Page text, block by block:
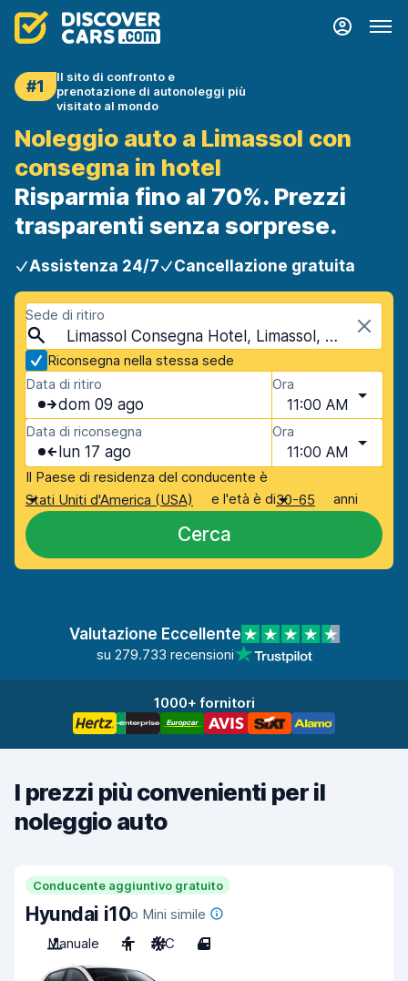
#1
Il sito di confronto e
prenotazione di autonoleggi più
visitato al mondo
Noleggio auto a Limassol con
consegna in hotel
Risparmia fino al 70%. Prezzi
trasparenti senza sorprese.
Assistenza 24/7 Cancellazione gratuita
Sede di ritiro
Limassol Consegna Hotel, Limassol, Cipro
Riconsegna nella stessa sede
Data di ritiro
dom 09 ago
Ora
11:00 AM
Data di riconsegna
lun 17 ago
Ora
11:00 AM
Il Paese di residenza del conducente è
Stati Uniti d'America (USA)
e l'età è di30-65 anni
Cerca
Valutazione Eccellente
su 279.733 recensioni
1000+ fornitori
I prezzi più convenienti per il
noleggio auto
Conducente aggiuntivo gratuito
Hyundai i10o Mini simile
Manuale
4 A/C 4